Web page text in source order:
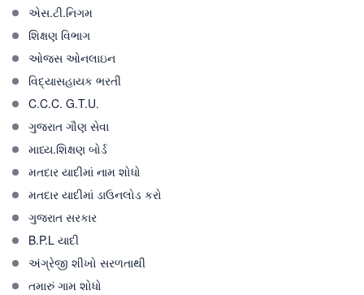
એસ.ટી.નિગમ
શિક્ષણ વિભાગ
ઓજસ ઓનલાઇન
વિદ્યાસહાયક ભરતી
C.C.C. G.T.U.
ગુજરાત ગૌણ સેવા
માધ્ય.શિક્ષણ બોર્ડ
મતદાર યાદીમાં નામ શોધો
મતદાર યાદીમાં ડાઉનલોડ કરો
ગુજરાત સરકાર
B.P.L યાદી
અંગ્રેજી શીખો સરળતાથી
તમારું ગામ શોધો